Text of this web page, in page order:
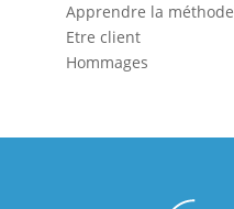
Apprendre la méthode
Etre client
Hommages